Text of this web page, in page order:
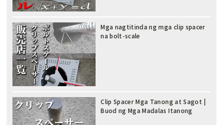
Mga nagtitinda ng mga clip spacer
na bolt-scale
Clip Spacer Mga Tanong at Sagot |
Buod ng Mga Madalas Itanong